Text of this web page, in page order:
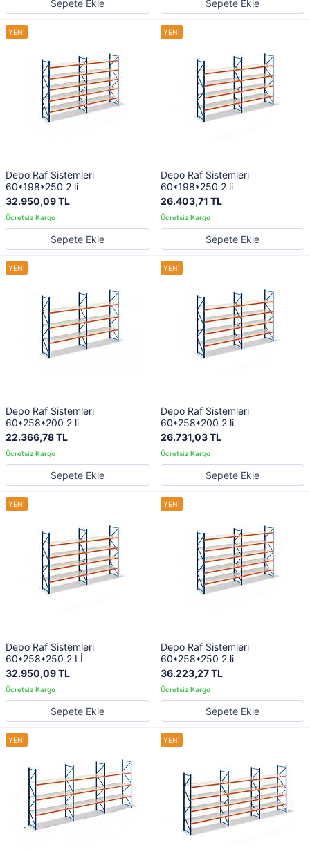
Sepete Ekle Sepete Ekle
Depo Raf Sistemleri
60*198*250 2 li
32.950,09 TL
Sepete Ekle
Depo Raf Sistemleri
60*198*250 2 li
26.403,71 TL
Sepete Ekle
Depo Raf Sistemleri
60*258*200 2 li
22.366,78 TL
Sepete Ekle
Depo Raf Sistemleri
60*258*200 2 li
26.731,03 TL
Sepete Ekle
Depo Raf Sistemleri
60*258*250 2 Lİ
32.950,09 TL
Sepete Ekle
Depo Raf Sistemleri
60*258*250 2 li
36.223,27 TL
Sepete Ekle